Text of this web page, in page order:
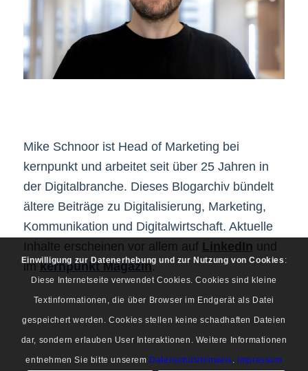
Mike Schnoor ist Head of Marketing bei
kernpunkt und arbeitet seit über 25 Jahren in
der Digitalbranche. Dieses Blogarchiv bündelt
ältere Beiträge zu Digitalisierung, Marketing,
Kommunikation und Digitalwirtschaft. Aktuelle
Inhalte erscheinen vor allem auf LinkedIn und
imkernpunkt Magazin.
Einwilligung zur Datenerhebung und zur Nutzung von Cookies :
Diese Internetseite verwendet Cookies. Cookies sind kleine
Textinformationen, die über Browser im Endgerät als Datei
gespeichert werden. Cookies stellen keine schadhaften Dateien
dar, sondern erlauben User Interaktionen. Weitere Informationen
entnehmen Sie bitte unserem Datenschutzhinweis. Impressum